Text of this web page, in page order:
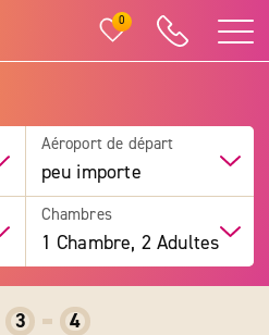
0
Aéroport de départ
peu importe
Chambres
1 Chambre, 2 Adultes
3 4